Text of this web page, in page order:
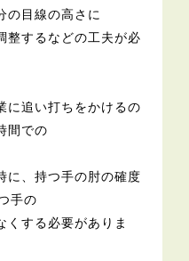
の目線の高さに
整するなどの工夫が必
に追い打ちをかけるの
間での
に、持つ手の肘の確度
手の
くする必要がありま